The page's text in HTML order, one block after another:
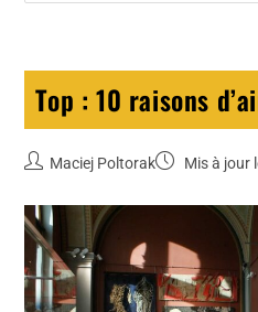
Top : 10 raisons
Maciej Poltorak Mis à jour